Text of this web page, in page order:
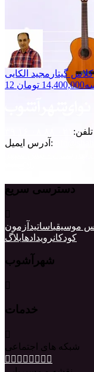
کلاس گیتار مجید الکایی
14,400,000 تومان
تلفن:
آدرس ایمیل:
بهارستان - نبش سپهر
دسترسی سریع
موسیقیاساتید
کودکانرویدادهابلاگ
شهرآشوب
خدمات
شبکه های اجتماعی